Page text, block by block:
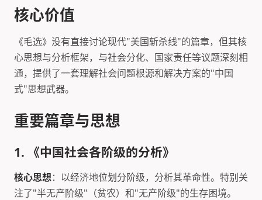
核心价值
《毛选》没有直接讨论现代"美国斩杀线"的篇章，但其核
心思想与分析框架，与社会分化、国家责任等议题深刻相
通，提供了一套理解社会问题根源和解决方案的"中国
式"思想武器。
重要篇章与思想
1. 《中国社会各阶级的分析》
核心思想：以经济地位划分阶级，分析其革命性。特别关
注了"半无产阶级"（贫农）和"无产阶级"的生存困境。